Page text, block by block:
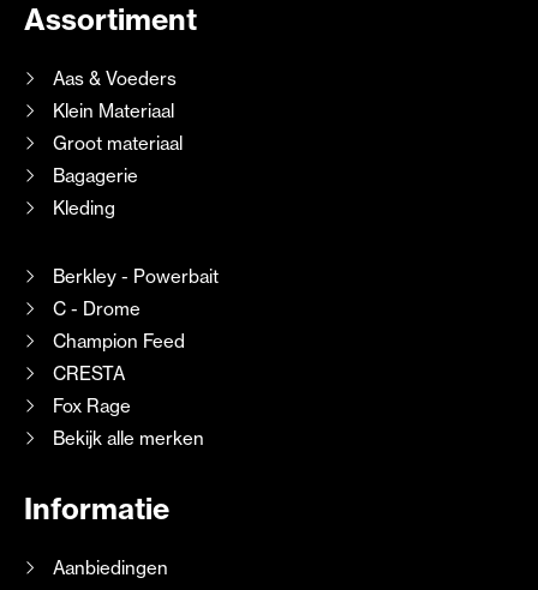
Assortiment
Aas & Voeders
Klein Materiaal
Groot materiaal
Bagagerie
Kleding
Berkley - Powerbait
C - Drome
Champion Feed
CRESTA
Fox Rage
Bekijk alle merken
Informatie
Aanbiedingen